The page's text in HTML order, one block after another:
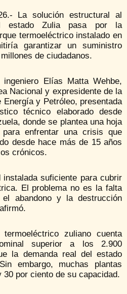
La solución estructural al
estado Zulia pasa por la
termoeléctrico instalado en
garantizar un suministro
de ciudadanos.
Elías Matta Wehbe,
Nacional y expresidente de la
Energía y Petróleo, presentada
técnico elaborado desde
donde se plantea una hoja
enfrentar una crisis que
desde hace más de 15 años
crónicos.
instalada suficiente para cubrir
El problema no es la falta
abandono y la destrucción
zuliano cuenta
superior a los 2.900
la demanda real del estado
embargo, muchas plantas
30 por ciento de su capacidad.